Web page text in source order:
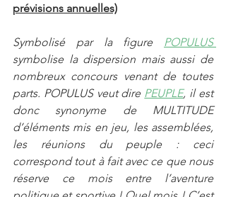
prévisions annuelles)
Symbolisé par la figure
POPULUS
symbolise la dispersion mais aussi de
nombreux concours venant de toutes
parts. POPULUS veut dire PEUPLE, il est
donc synonyme de MULTITUDE
d’éléments mis en jeu, les assemblées,
les réunions du peuple : ceci
correspond tout à fait avec ce que nous
réserve ce mois entre l’aventure